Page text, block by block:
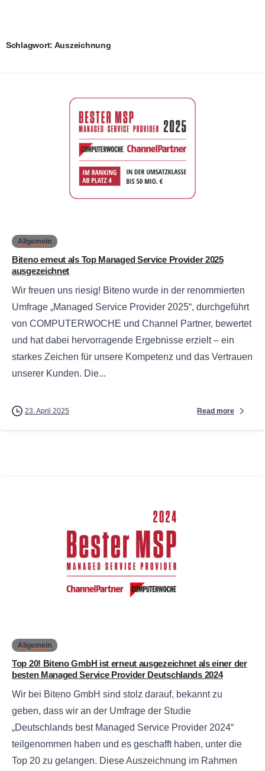
Schlagwort: Auszeichnung
Allgemein
Biteno erneut als Top Managed Service Provider 2025
ausgezeichnet
Wir freuen uns riesig! Biteno wurde in der renommierten
Umfrage „Managed Service Provider 2025“, durchgeführt
von COMPUTERWOCHE und Channel Partner, bewertet
und hat dabei hervorragende Ergebnisse erzielt – ein
starkes Zeichen für unsere Kompetenz und das Vertrauen
unserer Kunden. Die...
23. April 2025 Read more
Allgemein
Top 20! Biteno GmbH ist erneut ausgezeichnet als einer der
besten Managed Service Provider Deutschlands 2024
Wir bei Biteno GmbH sind stolz darauf, bekannt zu
geben, dass wir an der Umfrage der Studie
„Deutschlands best Managed Service Provider 2024“
teilgenommen haben und es geschafft haben, unter die
Top 20 zu gelangen. Diese Auszeichnung im Rahmen